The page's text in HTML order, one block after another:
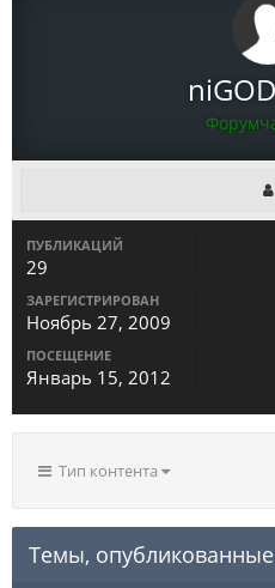
ПУБЛИКАЦИЙ
29
ЗАРЕГИСТРИРОВАН
Ноябрь 27, 2009
ПОСЕЩЕНИЕ
Январь 15, 2012
Тип контента
Темы,